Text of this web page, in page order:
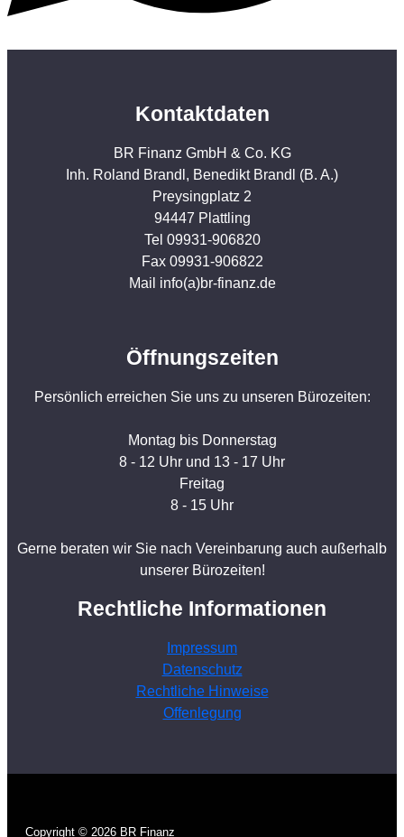
Kontaktdaten
BR Finanz GmbH & Co. KG
Inh. Roland Brandl, Benedikt Brandl (B. A.)
Preysingplatz 2
94447 Plattling
Tel 09931-906820
Fax 09931-906822
Mail info(a)br-finanz.de
Öffnungszeiten
Persönlich erreichen Sie uns zu unseren Bürozeiten:
Montag bis Donnerstag
8 - 12 Uhr und 13 - 17 Uhr
Freitag
8 - 15 Uhr
Gerne beraten wir Sie nach Vereinbarung auch außerhalb
unserer Bürozeiten!
Rechtliche Informationen
Impressum
Datenschutz
Rechtliche Hinweise
Offenlegung
Copyright © 2026 BR Finanz